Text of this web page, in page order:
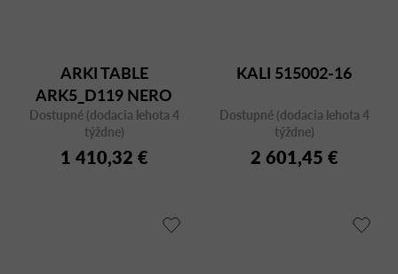
ARKI TABLE
ARK5_D119 NERO
Dostupné (dodacia lehota 4
týždne)
1 410,32 €
KALI 515002-16
Dostupné (dodacia lehota 4
týždne)
2 601,45 €